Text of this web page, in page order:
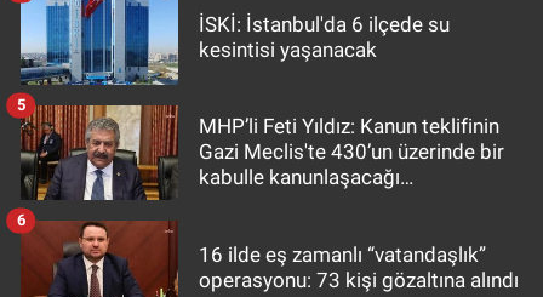
İSKİ: İstanbul'da 6 ilçede su
kesintisi yaşanacak
MHP’li Feti Yıldız: Kanun teklifinin
Gazi Meclis'te 430’un üzerinde bir
kabulle kanunlaşacağı
5
16 ilde eş zamanlı “vatandaşlık”
operasyonu: 73 kişi gözaltına alındı
6